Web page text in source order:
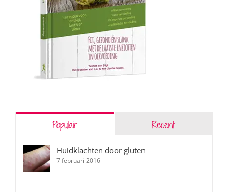
Populair Recent
Huidklachten door gluten
7 februari 2016